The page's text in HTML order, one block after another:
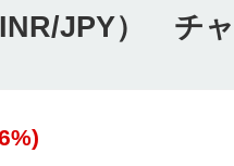
JPY） チャ